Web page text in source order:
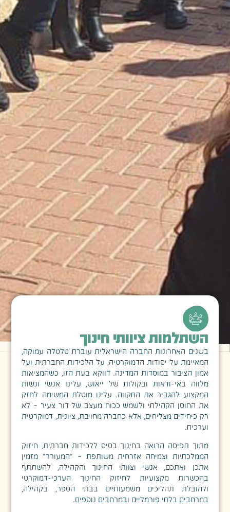
השתלמות ציוותי חינוך
בשנים האחרונות החברה הישראלית עוברת טלטלה עמוקה,
המאיימת על יסודות הדמוקרטיה, על הלכידות החברתית ועל
אמון הציבור במוסדות המדינה. דווקא בעת הזו, כשהמציאות
מלווה באי-ודאות ובקולות של ייאוש, עלינו אנשי ונשות
המקצוע להגביר את התקווה. עלינו מוטלת המשימה לחזק
את החוסן הקהילתי ולשמש ככוח מעצב של דור צעיר – לא
רק כיחידים מצליחים, אלא כחברה מחויבת, ציונית, דמוקרטית
וערכית.
מתוך תפיסה הרואה בחינוך בסיס ללכידות חברתית, חיזוק
הממלכתיות וצמיחה אזרחית משותפת – "המעורר" מזמין
אתכן ואתכם, אנשי וצוותי החינוך והקהילה, להשתתף
בהכשרות מקצועיות לחיזוק החינוך הערכי-דמוקרטי
ולהובלת תהליכים משמעותיים בבתי הספר, בקהילה,
במרחבים בלתי פורמליים ובמרחבים נוספים.